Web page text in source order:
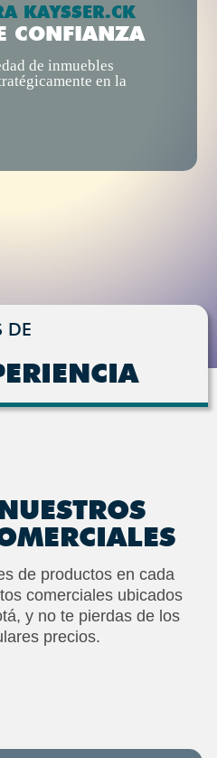
KAYSSER.CK
CONFIANZA
de inmuebles
en la
DE
de productos en cada
comerciales ubicados
y no te pierdas de los
precios.